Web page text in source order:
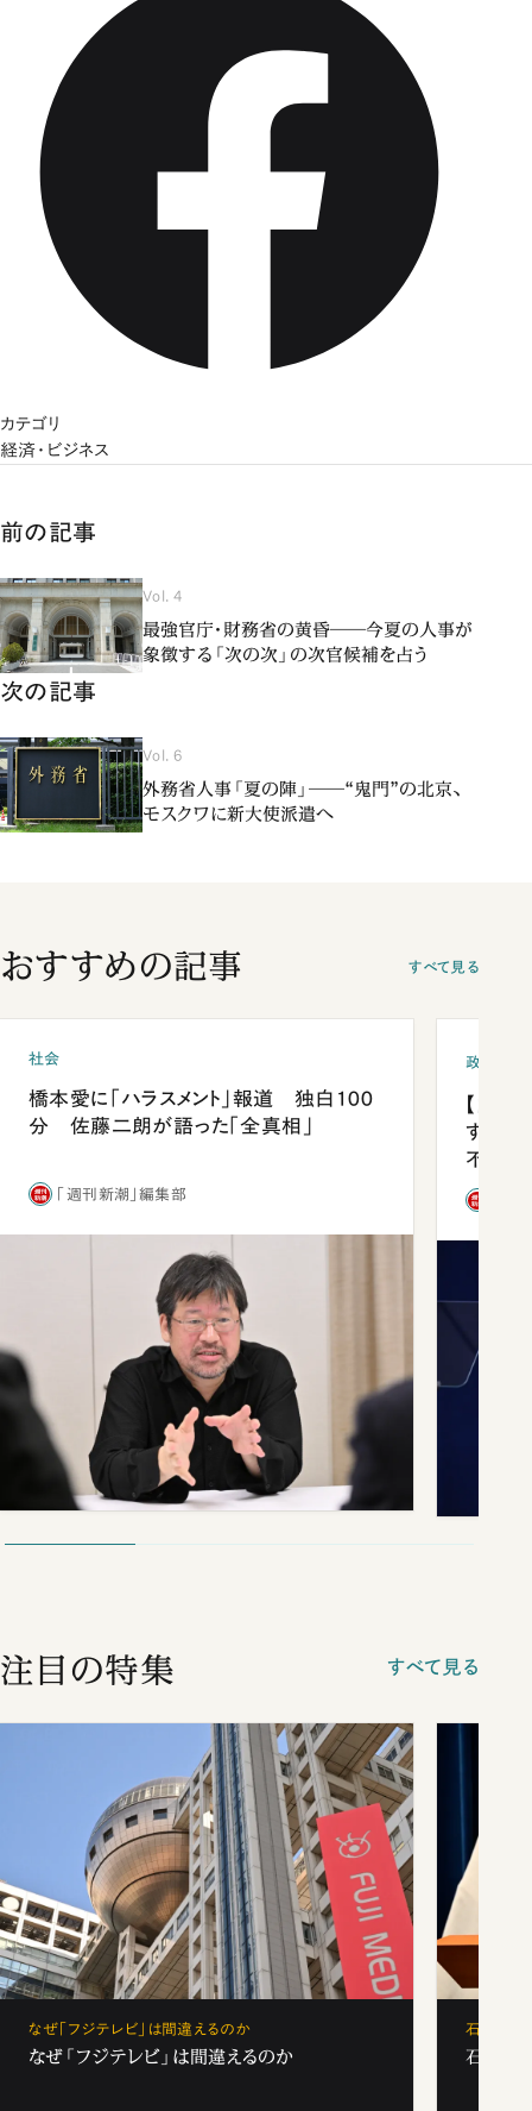
カテゴリ
経済・ビジネス
前の記事
Vol. 4
最強官庁・財務省の黄昏――今夏の人事が
象徴する「次の次」の次官候補を占う
次の記事
Vol. 6
外務省人事「夏の陣」――“鬼門”の北京、
モスクワに新大使派遣へ
おすすめの記事 すべて見る
社会
橋本愛に「ハラスメント」報道 独白100
分 佐藤二朗が語った「全真相」
「週刊新潮」編集部
政治
【内閣
する人
不仲説
注目の特集 すべて見る
なぜ「フジテレビ」は間違えるのか
なぜ「フジテレビ」は間違えるのか
石破茂、
石破茂